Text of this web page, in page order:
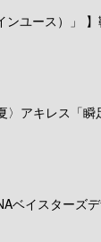
ンユース）」
〉アキレス「瞬
ベイスターズ